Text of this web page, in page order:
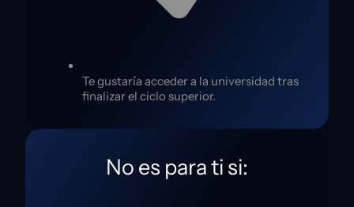
Te gustaría acceder a la universidad tras
finalizar el ciclo superior.
No es para ti si: